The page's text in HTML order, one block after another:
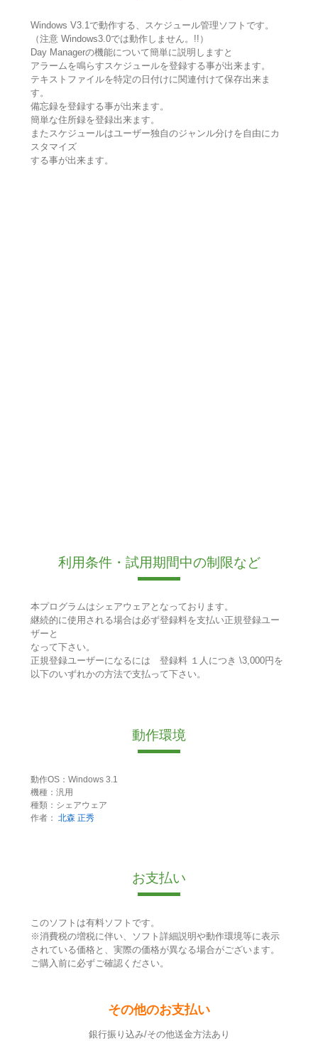
Windows V3.1で動作する、スケジュール管理ソフトです。
（注意 Windows3.0では動作しません。!!）
Day Managerの機能について簡単に説明しますと
アラームを鳴らすスケジュールを登録する事が出来ます。
テキストファイルを特定の日付けに関連付けて保存出来ま
す。
備忘録を登録する事が出来ます。
簡単な住所録を登録出来ます。
またスケジュールはユーザー独自のジャンル分けを自由にカ
スタマイズ
する事が出来ます。
利用条件・試用期間中の制限など
本プログラムはシェアウェアとなっております。
継続的に使用される場合は必ず登録料を支払い正規登録ユー
ザーと
なって下さい。
正規登録ユーザーになるには 登録料 １人につき \3,000円を
以下のいずれかの方法で支払って下さい。
動作環境
動作OS：Windows 3.1
機種：汎用
種類：シェアウェア
作者： 北森 正秀
お支払い
このソフトは有料ソフトです。
※消費税の増税に伴い、ソフト詳細説明や動作環境等に表示
されている価格と、実際の価格が異なる場合がございます。
ご購入前に必ずご確認ください。
その他のお支払い
銀行振り込み/その他送金方法あり